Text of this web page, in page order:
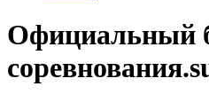
Официальный